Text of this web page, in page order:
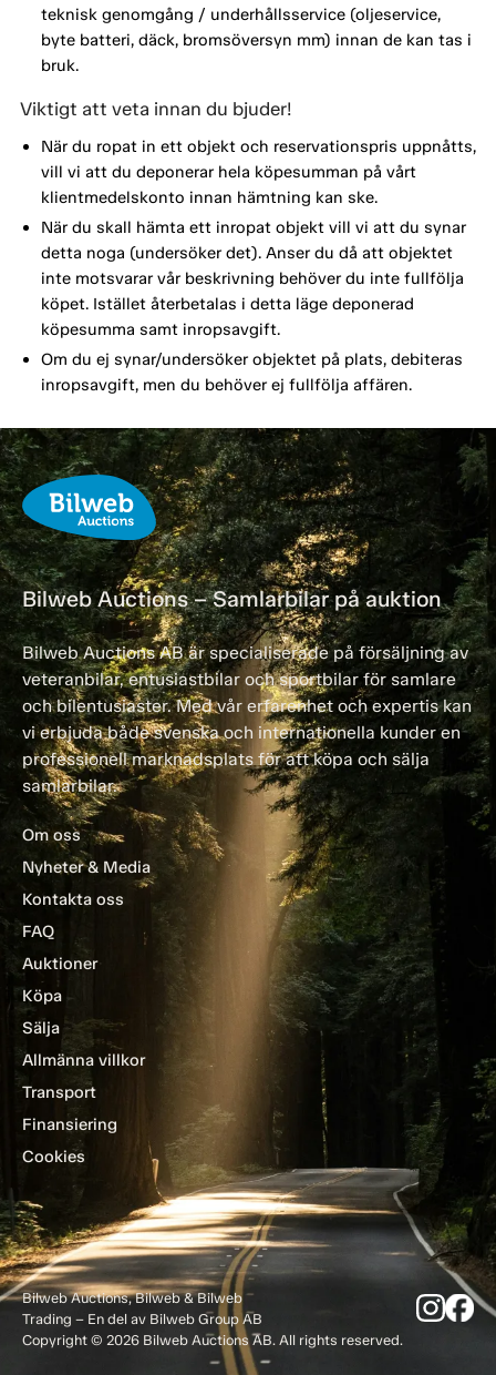
teknisk genomgång / underhållsservice (oljeservice,
byte batteri, däck, bromsöversyn mm) innan de kan tas i
bruk.
Viktigt att veta innan du bjuder!
När du ropat in ett objekt och reservationspris uppnåtts,
vill vi att du deponerar hela köpesumman på vårt
klientmedelskonto innan hämtning kan ske.
När du skall hämta ett inropat objekt vill vi att du synar
detta noga (undersöker det). Anser du då att objektet
inte motsvarar vår beskrivning behöver du inte fullfölja
köpet. Istället återbetalas i detta läge deponerad
köpesumma samt inropsavgift.
Om du ej synar/undersöker objektet på plats, debiteras
inropsavgift, men du behöver ej fullfölja affären.
Bilweb Auctions – Samlarbilar på auktion
Bilweb Auctions AB är specialiserade på försäljning av
veteranbilar, entusiastbilar och sportbilar för samlare
och bilentusiaster. Med vår erfarenhet och expertis kan
vi erbjuda både svenska och internationella kunder en
professionell marknadsplats för att köpa och sälja
samlarbilar.
Om oss
Nyheter & Media
Kontakta oss
FAQ
Auktioner
Köpa
Sälja
Allmänna villkor
Transport
Finansiering
Cookies
Bilweb Auctions, Bilweb & Bilweb
Trading – En del av Bilweb Group AB
Copyright © 2026 Bilweb Auctions AB. All rights reserved.